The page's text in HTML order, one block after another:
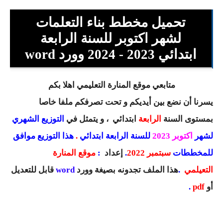
السنة الرابعة ابتدائي
السنة الخامسة ابتدائي
شهادة التعليم الابتدائي
تزيين القسم
التعليم المتوسط
السنة الاولى متوسط
السنة الثانية متوسط
تحميل مخطط بناء التعلمات
لشهر اكتوبر للسنة الرابعة
ابتدائي 2023 - 2024 وورد word
متابعي موقع المنارة التعليمي اهلا بكم
يسرنا أن نضع بين أيديكم و تحت تصرفكم ملفا خاصا
بمستوى السنة الرابعة ابتدائي ، و يتمثل في التوزيع الشهري
لشهر
اكتوبر 2023 للسنة الرابعة ابتدائي . هذا التوزيع موافق
للمخططات سبتمبر 2022 . إعداد : موقع المنارة
التعيلمي .هذا الملف تجدونه بصيغة ووردword قابل للتعديل
أو pdf
.